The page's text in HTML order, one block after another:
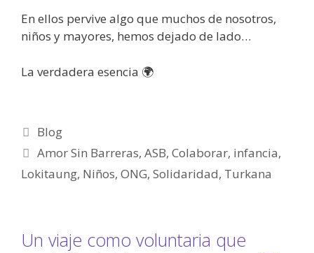
En ellos pervive algo que muchos de nosotros,
niños y mayores, hemos dejado de lado…
La verdadera esencia 🌍
Blog
Amor Sin Barreras,ASB,Colaborar, infancia,
Lokitaung, Niños, ONG, Solidaridad, Turkana
Un viaje como voluntaria que